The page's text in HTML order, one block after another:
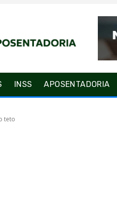
INSS APOSENTADORIA
teto